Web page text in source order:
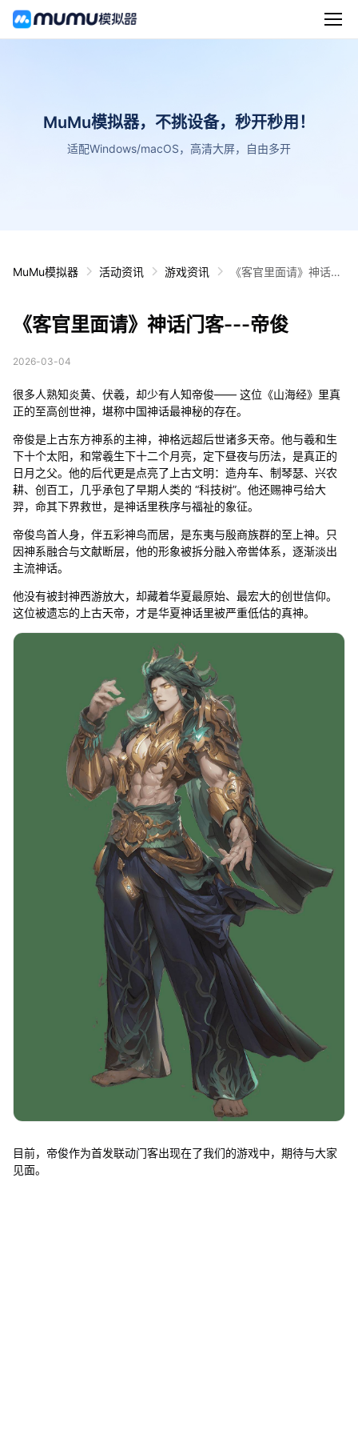
MuMu模拟器，不挑设备，秒开秒用！
适配Windows/macOS，高清大屏，自由多开
MuMu模拟器 活动资讯 游戏资讯
《客官里面请》神话门
《客官里面请》神话门客---帝俊
2026-03-04
很多人熟知炎黄、伏羲，却少有人知帝俊—— 这位《山海经》里真
正的至高创世神，堪称中国神话最神秘的存在。
帝俊是上古东方神系的主神，神格远超后世诸多天帝。他与羲和生
下十个太阳，和常羲生下十二个月亮，定下昼夜与历法，是真正的
日月之父。他的后代更是点亮了上古文明：造舟车、制琴瑟、兴农
耕、创百工，几乎承包了早期人类的 “科技树”。他还赐神弓给大
羿，命其下界救世，是神话里秩序与福祉的象征。
帝俊鸟首人身，伴五彩神鸟而居，是东夷与殷商族群的至上神。只
因神系融合与文献断层，他的形象被拆分融入帝喾体系，逐渐淡出
主流神话。
他没有被封神西游放大，却藏着华夏最原始、最宏大的创世信仰。
这位被遗忘的上古天帝，才是华夏神话里被严重低估的真神。
目前，帝俊作为首发联动门客出现在了我们的游戏中，期待与大家
见面。